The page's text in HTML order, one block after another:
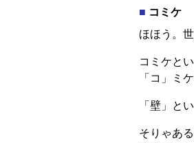
■ コミケ
ほほう。
コミケと
「コ」ミ
「壁」と
そりゃあ